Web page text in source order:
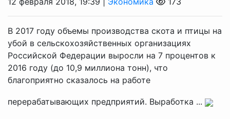
В 2017 году объемы производства скота и птицы на
убой в сельскохозяйственных организациях
Российской Федерации выросли на 7 процентов к
2016 году (до 10,9 миллиона тонн), что
благоприятно сказалось на работе
перерабатывающих предприятий. Выработка ...